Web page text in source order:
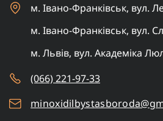
м. Івано-Франківськ, вул.
м. Івано-Франківськ, вул.
м. Львів, вул. Академіка
(066) 221-97-33